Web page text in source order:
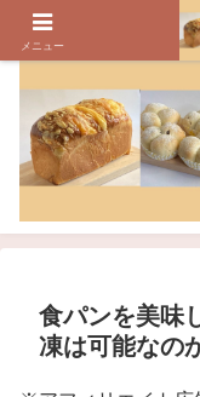
パンのレシピ、パン作
食パンを美味
凍は可能なの
メニュー